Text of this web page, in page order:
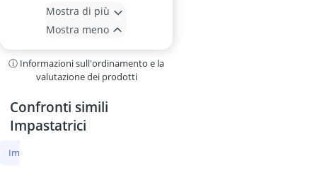
Mostra di più
Mostra meno
ⓘ Informazioni sull'ordinamento e la
valutazione dei prodotti
Confronti simili
Impastatrici
Impastatrici